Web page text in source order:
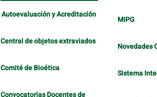
Autoevaluación y Acreditación
Central de objetos extraviados
Comité de Bioética
Convocatorias Docentes de
MIPG
Novedades
Sistema